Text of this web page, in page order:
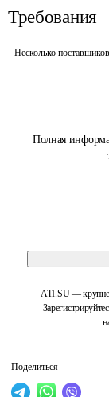
Полная
ATI.SU —
Поделиться
Требования
Несколько поставщиков